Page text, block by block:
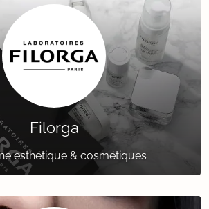
Filorga
esthétique & cosmétiques